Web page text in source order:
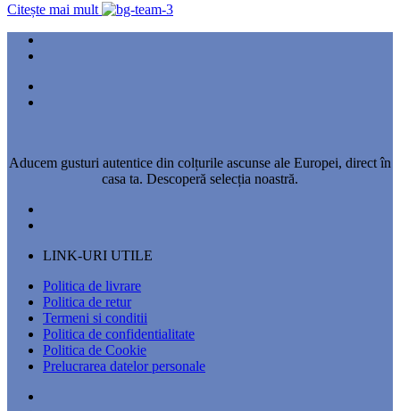
Citește mai mult
Aducem gusturi autentice din colțurile ascunse ale Europei, direct în
casa ta. Descoperă selecția noastră.
LINK-URI UTILE
Politica de livrare
Politica de retur
Termeni si conditii
Politica de confidentialitate
Politica de Cookie
Prelucrarea datelor personale